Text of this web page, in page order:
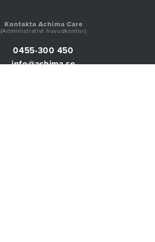
Kontakta Achima Care
(Administrativt huvudkontor)
0455-300 450
info@achima.se